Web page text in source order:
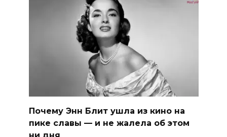
Почему Энн Блит ушла из кино на
пике славы — и не жалела об этом
ни дня